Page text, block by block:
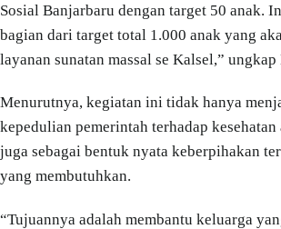
Sosial Banjarbaru dengan target 50 anak.
bagian dari target total 1.000 anak yang
layanan sunatan massal se Kalsel,”
Menurutnya, kegiatan ini tidak hanya
kepedulian pemerintah terhadap
juga sebagai bentuk nyata keberpihakan
yang membutuhkan.
“Tujuannya adalah membantu keluarga